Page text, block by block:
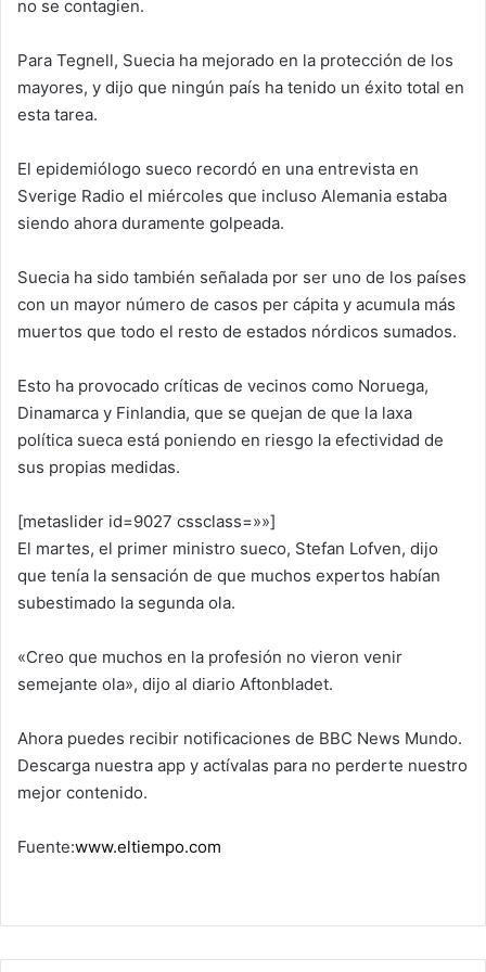
no se contagien.
Para Tegnell, Suecia ha mejorado en la protección de los
mayores, y dijo que ningún país ha tenido un éxito total en
esta tarea.
El epidemiólogo sueco recordó en una entrevista en
Sverige Radio el miércoles que incluso Alemania estaba
siendo ahora duramente golpeada.
Suecia ha sido también señalada por ser uno de los países
con un mayor número de casos per cápita y acumula más
muertos que todo el resto de estados nórdicos sumados.
Esto ha provocado críticas de vecinos como Noruega,
Dinamarca y Finlandia, que se quejan de que la laxa
política sueca está poniendo en riesgo la efectividad de
sus propias medidas.
[metaslider id=9027 cssclass=»»]
El martes, el primer ministro sueco, Stefan Lofven, dijo
que tenía la sensación de que muchos expertos habían
subestimado la segunda ola.
«Creo que muchos en la profesión no vieron venir
semejante ola», dijo al diario Aftonbladet.
Ahora puedes recibir notificaciones de BBC News Mundo.
Descarga nuestra app y actívalas para no perderte nuestro
mejor contenido.
Fuente:www.eltiempo.com